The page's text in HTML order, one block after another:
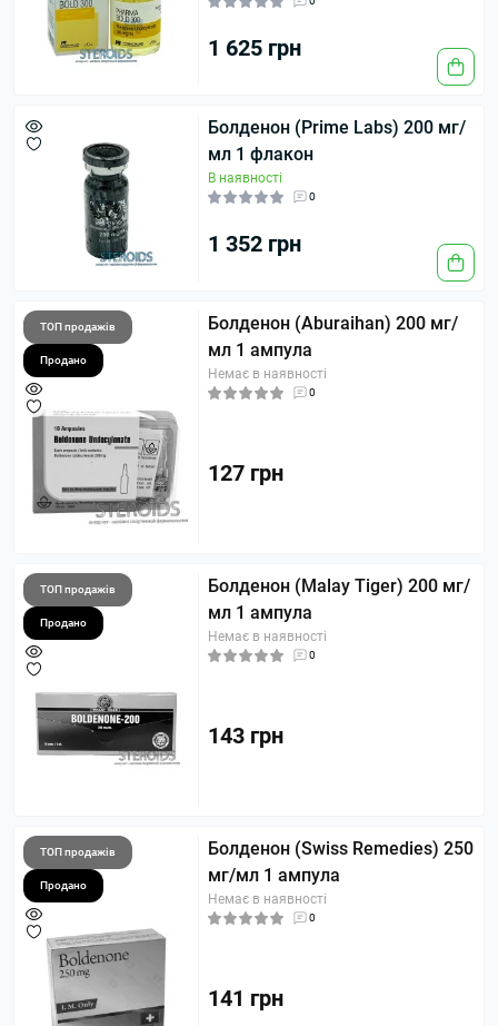
1 625 грн
Болденон (Prime Labs) 200 мг/
мл 1 флакон
В наявності
0
1 352 грн
ТОП продажів
Продано
Болденон (Aburaihan) 200 мг/
мл 1 ампула
Немає в наявності
0
127 грн
ТОП продажів
Продано
Болденон (Malay Tiger) 200 мг/
мл 1 ампула
Немає в наявності
0
143 грн
ТОП продажів
Продано
Болденон (Swiss Remedies) 250
мг/мл 1 ампула
Немає в наявності
0
141 грн